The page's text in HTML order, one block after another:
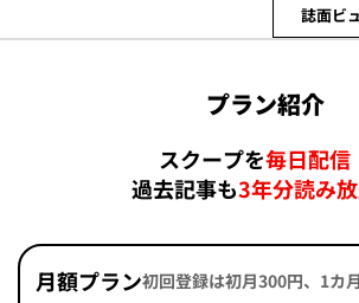
誌面ビ
プラン紹介
スクープを毎日配信
過去記事も3年分読み放
月額プラン初回登録は初月300円、1カ